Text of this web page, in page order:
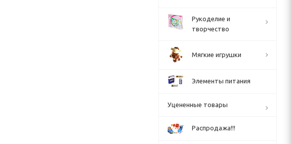
Рукоделие и
творчество
Мягкие игрушки
Элементы питания
Уцененные товары
Распродажа!!!